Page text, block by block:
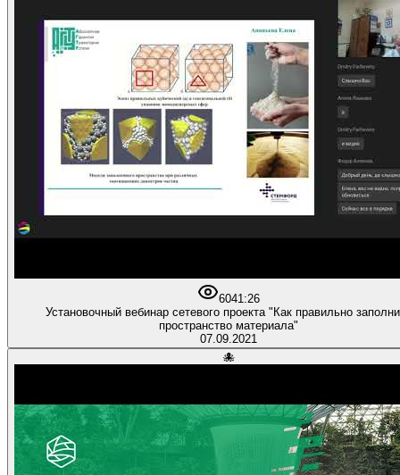
6041:26
Установочный вебинар сетевого проекта "Как правильно заполнить
пространство материала"
07.09.2021
🐙